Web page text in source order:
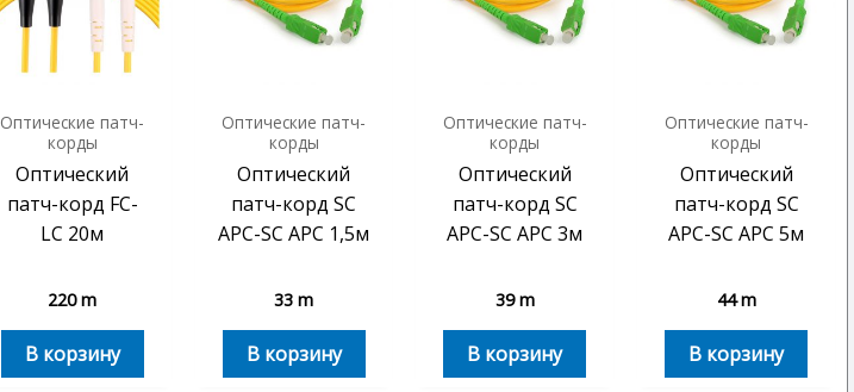
Оптические патч-
корды
Оптический
патч-корд FC-
LC 20м
220m
В корзину
Оптические патч-
корды
Оптический
патч-корд SC
APC-SC APC 1,5м
33m
В корзину
Оптические патч-
корды
Оптический
патч-корд SC
APC-SC APC 3м
39m
В корзину
Оптические патч-
корды
Оптический
патч-корд SC
APC-SC APC 5м
44m
В корзину